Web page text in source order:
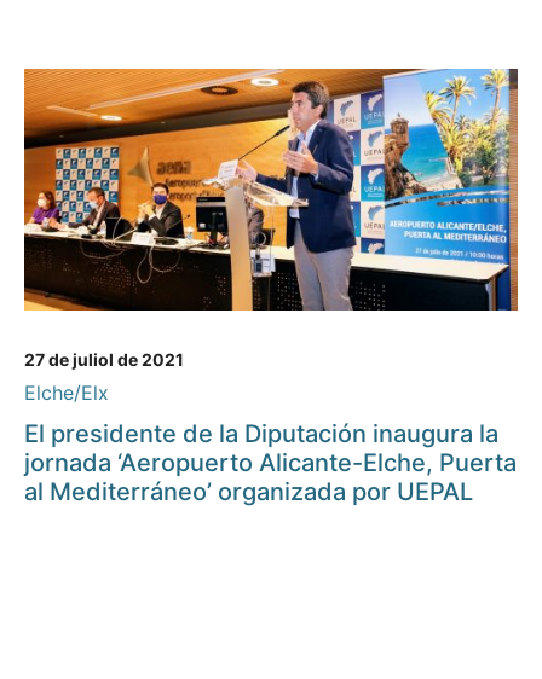
27 de juliol de 2021
Elche/Elx
El presidente de la Diputación inaugura la
jornada ‘Aeropuerto Alicante-Elche, Puerta
al Mediterráneo’ organizada por UEPAL